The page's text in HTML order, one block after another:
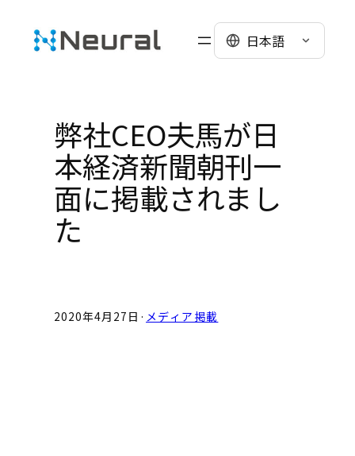
日本語
弊社CEO夫馬が日
本経済新聞朝刊一
面に掲載されまし
た
2020年4月27日 · メディア掲載